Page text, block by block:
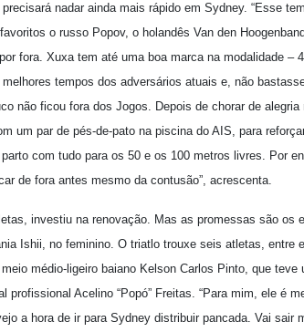
nadar ainda mais rápido em Sydney. “Esse
o russo Popov, o holandês Van den
fora. Xuxa tem até uma boa marca na modalidade –
tempos dos adversários atuais e, não
não ficou fora dos Jogos. Depois de chorar de
um par de pés-de-pato na piscina do AIS, para
com tudo para os 50 e os 100 metros livres. Por
de fora antes mesmo da contusão”, acrescenta.
investiu na renovação. Mas as promessas são os
Ishii, no feminino. O triatlo trouxe seis atletas, entre
médio-ligeiro baiano Kelson Carlos Pinto, que
profissional Acelino “Popó” Freitas. “Para mim, ele é
a hora de ir para Sydney distribuir pancada. Vai sair